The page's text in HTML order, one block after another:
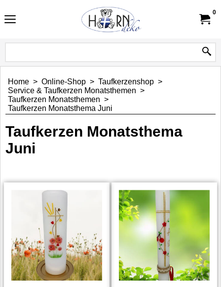
0
Home > Online-Shop > Taufkerzenshop >
Service & Taufkerzen Monatsthemen >
Taufkerzen Monatsthemen >
Taufkerzen Monatsthema Juni
Taufkerzen Monatsthema
Juni